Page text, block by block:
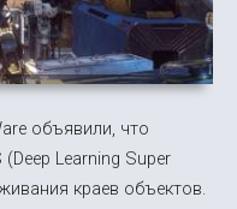
объявили, что
Learning Super
краев объектов.